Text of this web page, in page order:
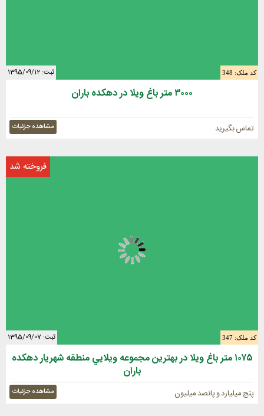
کد ملک: 348 ثبت: 1395/09/12
٣٠٠٠ متر باغ ويلا در دهكده باران
تماس بگیرید مشاهده جزئیات
فروخته شد
کد ملک: 347 ثبت: 1395/09/07
١٠٧٥ متر باغ ويلا در بهترين مجموعه ويلايي منطقه شهريار دهكده
باران
پنج میلیارد و پانصد میلیون مشاهده جزئیات